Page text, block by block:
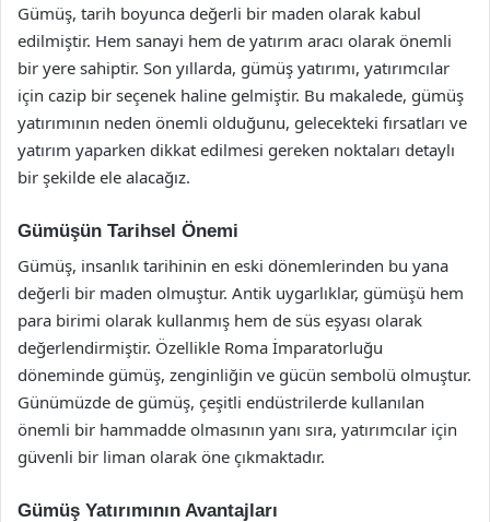
Gümüş, tarih boyunca değerli bir maden olarak kabul
edilmiştir. Hem sanayi hem de yatırım aracı olarak önemli
bir yere sahiptir. Son yıllarda, gümüş yatırımı, yatırımcılar
için cazip bir seçenek haline gelmiştir. Bu makalede, gümüş
yatırımının neden önemli olduğunu, gelecekteki fırsatları ve
yatırım yaparken dikkat edilmesi gereken noktaları detaylı
bir şekilde ele alacağız.
Gümüşün Tarihsel Önemi
Gümüş, insanlık tarihinin en eski dönemlerinden bu yana
değerli bir maden olmuştur. Antik uygarlıklar, gümüşü hem
para birimi olarak kullanmış hem de süs eşyası olarak
değerlendirmiştir. Özellikle Roma İmparatorluğu
döneminde gümüş, zenginliğin ve gücün sembolü olmuştur.
Günümüzde de gümüş, çeşitli endüstrilerde kullanılan
önemli bir hammadde olmasının yanı sıra, yatırımcılar için
güvenli bir liman olarak öne çıkmaktadır.
Gümüş Yatırımının Avantajları